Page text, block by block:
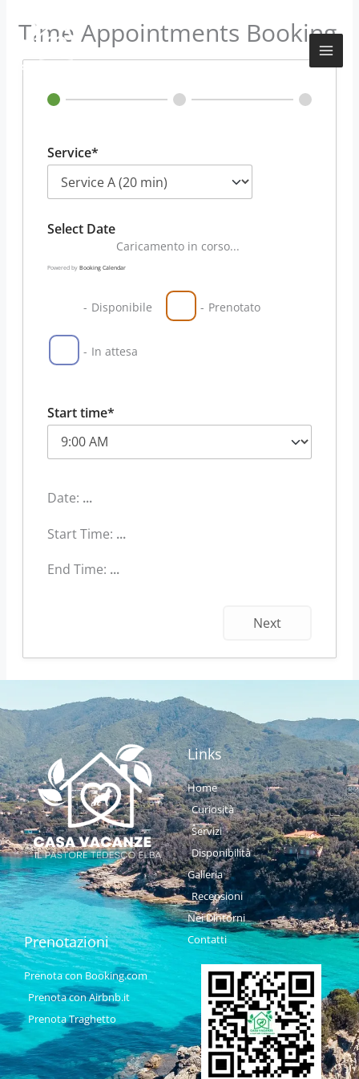
contenuto
Time Appointments Booking
Service*
Select Date
Caricamento in corso...
Powered byBooking Calendar
- Disponibile - Prenotato
- In attesa
Start time*
Date: ...
Start Time: ...
End Time: ...
Next
Prenotazioni
Prenota con Booking.com
Prenota con Airbnb.it
Prenota Traghetto
Links
Home
Curiosità
Servizi
Disponibilità
Galleria
Recensioni
Nei Dintorni
Contatti